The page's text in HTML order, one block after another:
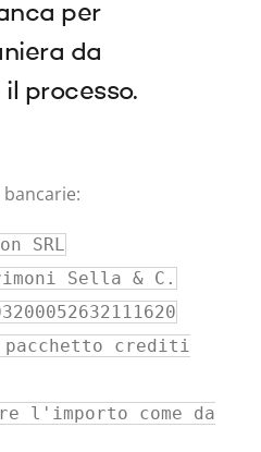
per
da
processo.
SRL
Sella & C.
pacchetto crediti
l'importo come da